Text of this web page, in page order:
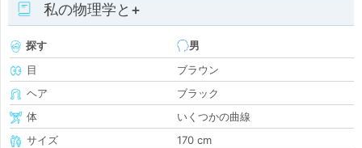
私の物理学と+
探す
男
目
ブラウン
ヘア
ブラック
体
いくつかの曲線
サイズ
170 cm